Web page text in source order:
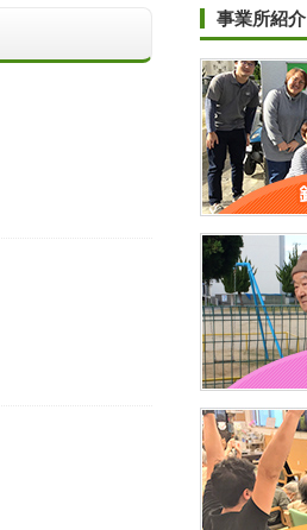
事業所紹介